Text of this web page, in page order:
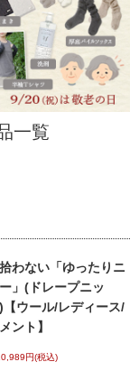
一覧
わない 「ゆったりニ
」(ドレープニッ
【ウール/レディース/
ント】
円(税込)